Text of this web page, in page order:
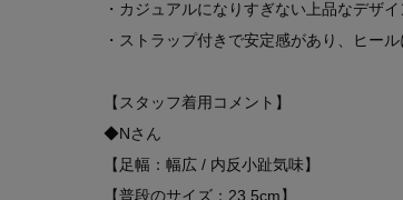
・カジュアルになりすぎない上品なデザ
・ストラップ付きで安定感があり、ヒー
【スタッフ着用コメント】
◆Nさん
【足幅：幅広 / 内反小趾気味】
【普段のサイズ：23.5cm】